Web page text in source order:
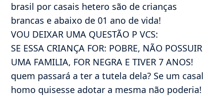
brasil por casais hetero são de crianças
brancas e abaixo de 01 ano de vida!
VOU DEIXAR UMA QUESTÃO P VCS:
SE ESSA CRIANÇA FOR: POBRE, NÃO POSSUIR
UMA FAMILIA, FOR NEGRA E TIVER 7 ANOS!
quem passará a ter a tutela dela? Se um casal
homo quisesse adotar a mesma não poderia!